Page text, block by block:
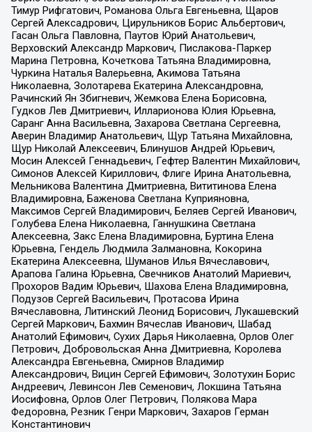
Тимур Рифгатович, Романова Ольга Евгеньевна, Щаров
Сергей Алексадрович, Цирульников Борис Альбертович,
Гасан Ольга Павловна, Паутов Юрий Анатольевич,
Верховский Александр Маркович, Пислакова-Паркер
Марина Петровна, Кочеткова Татьяна Владимировна,
Чуркина Наталья Валерьевна, Акимова Татьяна
Николаевна, Золотарева Екатерина Александровна,
Рачинский Ян Збигневич, Жемкова Елена Борисовна,
Гудков Лев Дмитриевич, Илларионова Юлия Юрьевна,
Саранг Анна Васильевна, Захарова Светлана Сергеевна,
Аверин Владимир Анатольевич, Щур Татьяна Михайловна,
Щур Николай Алексеевич, Блинушов Андрей Юрьевич,
Мосин Алексей Геннадьевич, Гефтер Валентин Михайлович,
Симонов Алексей Кириллович, Флиге Ирина Анатольевна,
Мельникова Валентина Дмитриевна, Вититинова Елена
Владимировна, Баженова Светлана Куприяновна,
Максимов Сергей Владимирович, Беляев Сергей Иванович,
Голубева Елена Николаевна, Ганнушкина Светлана
Алексеевна, Закс Елена Владимировна, Буртина Елена
Юрьевна, Гендель Людмила Залмановна, Кокорина
Екатерина Алексеевна, Шуманов Илья Вячеславович,
Арапова Галина Юрьевна, Свечников Анатолий Мариевич,
Прохоров Вадим Юрьевич, Шахова Елена Владимировна,
Подузов Сергей Васильевич, Протасова Ирина
Вячеславовна, Литинский Леонид Борисович, Лукашевский
Сергей Маркович, Бахмин Вячеслав Иванович, Шабад
Анатолий Ефимович, Сухих Дарья Николаевна, Орлов Олег
Петрович, Добровольская Анна Дмитриевна, Королева
Александра Евгеньевна, Смирнов Владимир
Александрович, Вицин Сергей Ефимович, Золотухин Борис
Андреевич, Левинсон Лев Семенович, Локшина Татьяна
Иосифовна, Орлов Олег Петрович, Полякова Мара
Федоровна, Резник Генри Маркович, Захаров Герман
Константинович